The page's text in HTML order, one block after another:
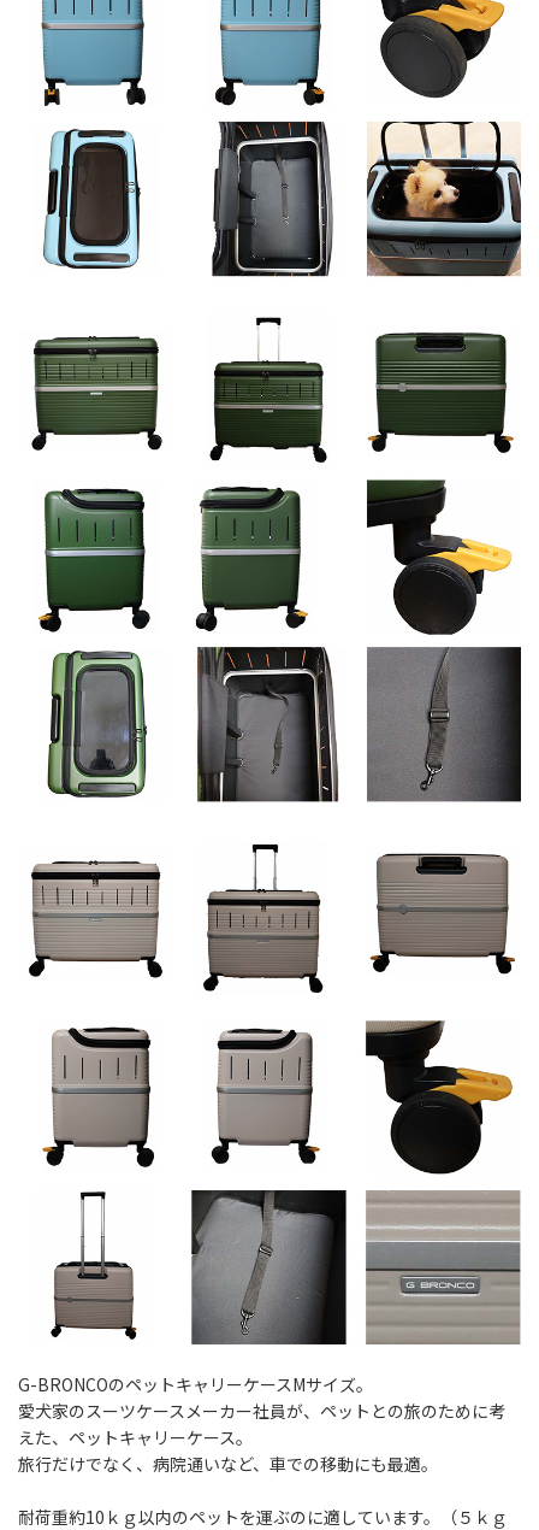
G-BRONCOのペットキャリーケースMサイズ。
愛犬家のスーツケースメーカー社員が、ペットとの旅のために考
えた、ペットキャリーケース。
旅行だけでなく、病院通いなど、車での移動にも最適。
耐荷重約10ｋｇ以内のペットを運ぶのに適しています。（５ｋｇ